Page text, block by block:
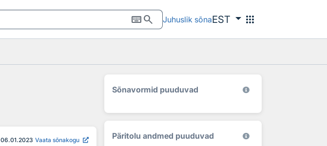
keyboardsearch Juhuslik sõnaEST apps
06.01.2023 Vaata sõnakogu
Sõnavormid puuduvad
Päritolu andmed puuduvad